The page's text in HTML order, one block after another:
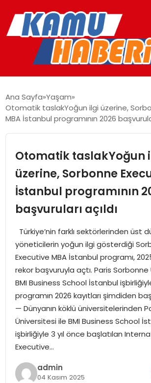
YAŞAM
EKONOMI
TEKNOLOJI
EĞITIM
GENEL
Ana Sayfa Yaşam
Otomatik taslakYoğun ilgi üzerine,
MBA İstanbul programının 2026
Otomatik taslakYoğun
üzerine, Sorbonne
İstanbul programının
başvuruları açıldı
Türkiye’nin farklı sektörlerinden üst
yöneticilerin yoğun ilgi gösterdiği
Executive MBA İstanbul programı,
rekor başvuruyla açtı. Paris
BMI Business School İstanbul
programın 2026 kayıtları şimdiden
— Dünyanın köklü üniversitelerinden
Üniversitesi ile BMI Business School
işbirliğiyle 3 yıl önce başlatılan
Executive…
admin
04 Kasım 2025